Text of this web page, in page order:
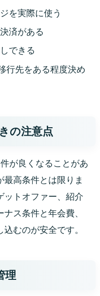
を実際に使う
済がある
できる
行先をある程度決め
の注意点
が良くなることがあ
最高条件とは限りま
ットオファー、紹介
ス条件と年会費、
むのが安全です。
理